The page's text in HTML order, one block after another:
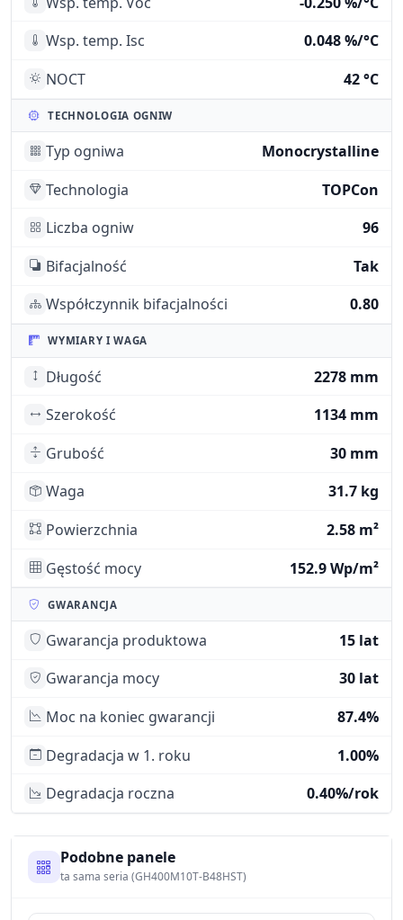
Wsp. temp. Isc
0.048 %/°C
NOCT
42 °C
TECHNOLOGIA OGNIW
Typ ogniwa
Monocrystalline
Technologia
TOPCon
Liczba ogniw
96
Bifacjalność
Tak
Współczynnik bifacjalności
0.80
WYMIARY I WAGA
Długość
2278 mm
Szerokość
1134 mm
Grubość
30 mm
Waga
31.7 kg
Powierzchnia
2.58 m²
Gęstość mocy
152.9 Wp/m²
GWARANCJA
Gwarancja produktowa
15 lat
Gwarancja mocy
30 lat
Moc na koniec gwarancji
87.4%
Degradacja w 1. roku
1.00%
Degradacja roczna
0.40%/rok
Podobne panele
ta sama seria (GH400M10T-B48HST)